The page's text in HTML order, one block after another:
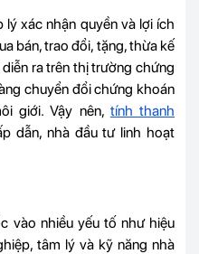
xác nhận quyền và lợi ích
bán, trao đổi, tặng, thừa kế
ra trên thị trường chứng
chuyển đổi chứng khoán
giới. Vậy nên, tính thanh
dẫn, nhà đầu tư linh hoạt
vào nhiều yếu tố như hiệu
tâm lý và kỹ năng nhà